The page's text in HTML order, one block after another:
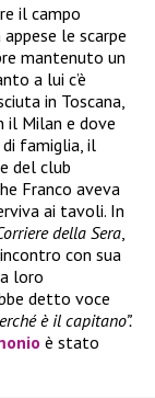
il campo
le scarpe
mantenuto un
a lui c’è
in Toscana,
il Milan e dove
famiglia, il
del club
Franco aveva
ai tavoli. In
della Sera
con sua
loro
detto voce
è il capitano”.
è stato